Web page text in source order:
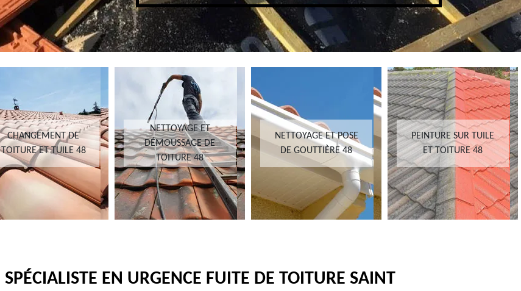
CHANGEMENT DE
TOITURE ET TUILE 48
NETTOYAGE ET
DÉMOUSSAGE DE
TOITURE 48
NETTOYAGE ET POSE
DE GOUTTIÈRE 48
PEINTURE SUR TUILE
ET TOITURE 48
SPÉCIALISTE EN URGENCE FUITE DE TOITURE SAINT